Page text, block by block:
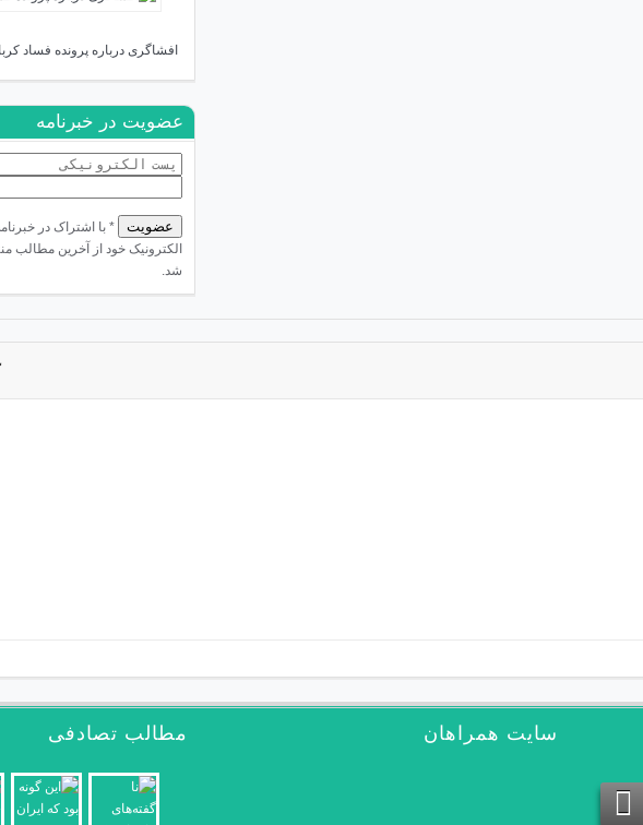
افشاگری درباره پرونده فساد
عضویت در خبرنامه
* با اشتراک در
الکترونیک خود از آخرین مطالب
شد.
مطالب تصادفی سایت همراهان